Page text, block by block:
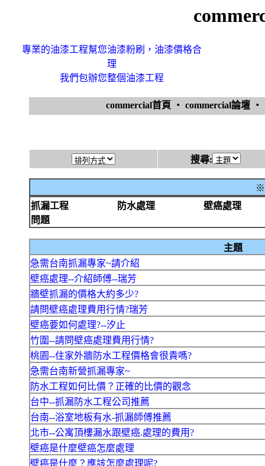
專業的油漆工程幫您油漆粉刷，油漆價格合
理
我們包辦您整個油漆工程
commercial首頁 ‧ commercial論壇 ‧
搜尋:
※
抓漏工程
防水處理
壁癌處理
問題
主題
急需台南抓漏專家~請介紹
壁癌處理--介紹師傅--瑞芳
牆壁抓漏的價格大約多少?
請問壁癌處理費用行情?瑞芳
壁癌要如何處理?--汐止
竹圍--請問壁癌處理費用行情?
桃園--住家外牆防水工程價格會很貴嗎?
急需台南新營抓漏專家~
防水工程如何比價？正確的比價的觀念
台中--抓漏防水工程公司推薦
台南--浴室地板有水-抓漏師傅推薦
北市--公寓頂樓漏水跟壁癌.處理的費用?
壁癌是什麼壁癌怎麼處理
壁癌是什麼？應該怎麼處理呢?